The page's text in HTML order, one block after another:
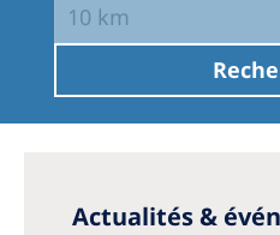
Sweden
Switzerland
Asia Pacific
10 km
Actualités &